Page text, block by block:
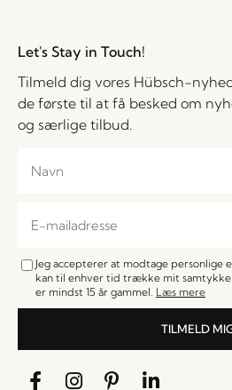
Let's Stay in Touch!
Tilmeld dig vores Hübsch-
de første til at få besked om
og særlige tilbud.
Jeg accepterer at modtage personlige
kan til enhver tid trække mit
er mindst 15 år gammel. Læs mere
TILMELD